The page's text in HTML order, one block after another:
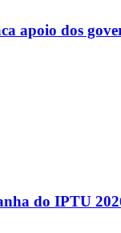
apoio dos
do IPTU